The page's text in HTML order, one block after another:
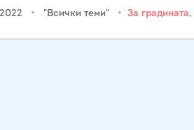
• "Всички теми" • За градината,